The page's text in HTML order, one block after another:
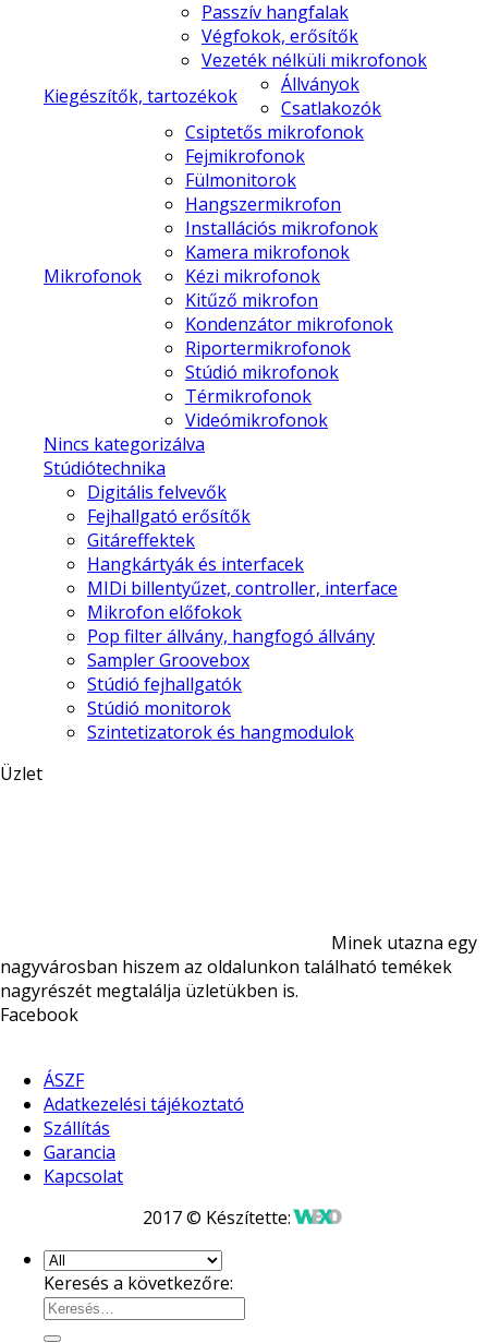
Passzív hangfalak
Végfokok, erősítők
Vezeték nélküli mikrofonok
Kiegészítők, tartozékok
Állványok
Csatlakozók
Mikrofonok
Csiptetős mikrofonok
Fejmikrofonok
Fülmonitorok
Hangszermikrofon
Installációs mikrofonok
Kamera mikrofonok
Kézi mikrofonok
Kitűző mikrofon
Kondenzátor mikrofonok
Riportermikrofonok
Stúdió mikrofonok
Térmikrofonok
Videómikrofonok
Nincs kategorizálva
Stúdiótechnika
Digitális felvevők
Fejhallgató erősítők
Gitáreffektek
Hangkártyák és interfacek
MIDi billentyűzet, controller, interface
Mikrofon előfokok
Pop filter állvány, hangfogó állvány
Sampler Groovebox
Stúdió fejhallgatók
Stúdió monitorok
Szintetizatorok és hangmodulok
Üzlet
Minek utazna egy
nagyvárosban hiszem az oldalunkon található temékek
nagyrészét megtalálja üzletükben is.
Facebook
ÁSZF
Adatkezelési tájékoztató
Szállítás
Garancia
Kapcsolat
2017 © Készítette:
Keresés a következőre: